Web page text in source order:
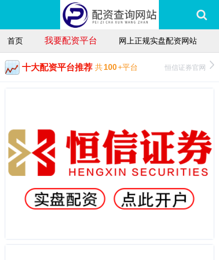
首页 我要配资平台 网上正规实盘配资网站
十大配资平台推荐 共100+平台 恒信证券官网